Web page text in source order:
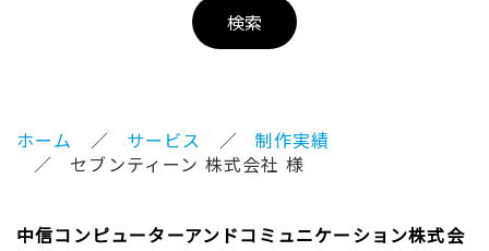
ホーム サービス
制作実績
セブンティーン 株式会社 様
中信コンピューターアンドコミュニケーション株式会